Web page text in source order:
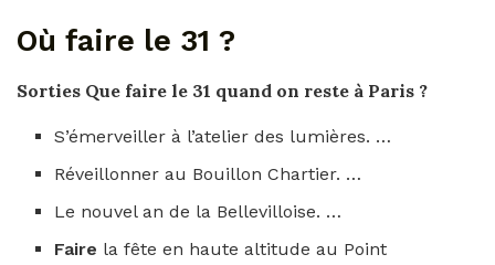
Où faire le 31 ?
Sorties Que faire le 31 quand on reste à Paris ?
S’émerveiller à l’atelier des lumières. …
Réveillonner au Bouillon Chartier. …
Le nouvel an de la Bellevilloise. …
Faire la fête en haute altitude au Point